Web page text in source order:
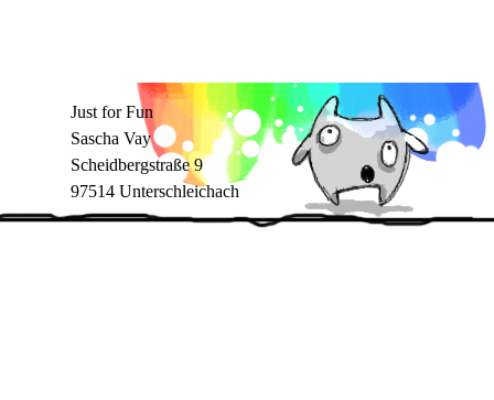
Just for Fun
Sascha Vay
Scheidbergstraße 9
97514 Unterschleichach